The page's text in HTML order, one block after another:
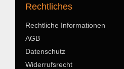
Rechtliches
Rechtliche Informationen
AGB
Datenschutz
Widerrufsrecht